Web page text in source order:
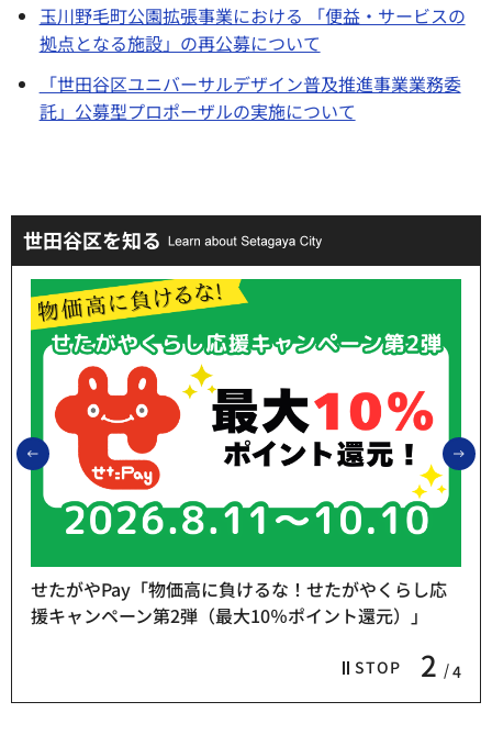
玉川野毛町公園拡張事業における 「便益・サービスの
拠点となる施設」の再公募について
「世田谷区ユニバーサルデザイン普及推進事業業務委
託」公募型プロポーザルの実施について
世田谷区を知る
前のスライドを表示
STOP 2 4
せたがやPay「物価高に負けるな！せたがやくらし応
援キャンペーン第2弾（最大10％ポイント還元）」